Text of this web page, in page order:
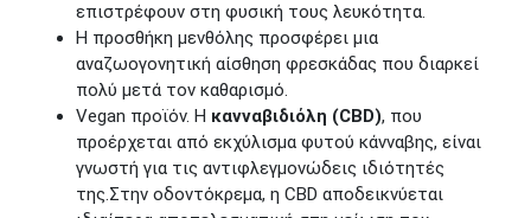
επιστρέφουν στη φυσική τους λευκότητα.
Η προσθήκη μενθόλης προσφέρει μια
αναζωογονητική αίσθηση φρεσκάδας που διαρκεί
πολύ μετά τον καθαρισμό.
Vegan προϊόν. Η κανναβιδιόλη (CBD), που
προέρχεται από εκχύλισμα φυτού κάνναβης, είναι
γνωστή για τις αντιφλεγμονώδεις ιδιότητές
της.Στην οδοντόκρεμα, η CBD αποδεικνύεται